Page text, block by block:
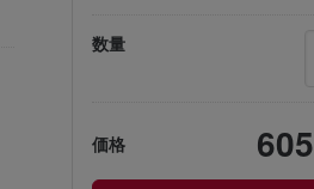
数量
価格 605